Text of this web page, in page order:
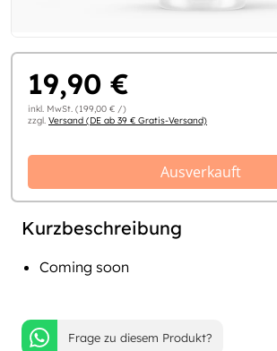
Kurzbeschreibung
Coming soon
Frage zu diesem Produkt?
19,90 €
inkl. MwSt. (199,00 € /)
zzgl. Versand (DE ab 39 € Gratis-Versand)
Ausverkauft